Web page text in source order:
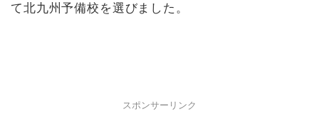
て北九州予備校を選びました。
スポンサーリンク